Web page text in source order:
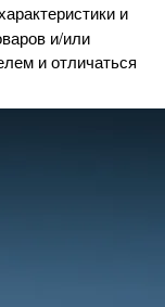
и
и/или
и отличаться